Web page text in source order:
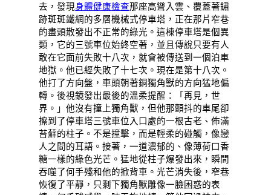
去，發現身體健康檢查那座高聳入雲、覆蓋著鏽
跡斑斑鐵網的多層機械式停車塔，正在那片窄巷
的盡頭散發出不正常的綠光。這棟停車塔是個異
類，它的三號車位始終空著，並且傳說只要有人
敢在它面前失敗十八次，就會被傳送到一個泊車
地獄。他已經失敗了十七次。現在是第十八次。
他打了方向盤，車頭朝著銅獨角獸的方向猛地偏
轉。後視鏡發出最後的溫柔提醒：「再見，世
界。」他沒有撞上獨角獸，但他那顫抖的車尾卻
擦到了停車塔三號車位入口處的一根古老、佈滿
苔蘚的柱子。不是撞擊，而是輕柔的碰觸，像戀
人之間的耳語。接著，一道濃郁的、像薄荷口香
糖一樣的綠色光芒。猛地從柱子爆發出來，瞬間
吞噬了何手殘和他的掀背車。光芒消失後，窄巷
恢復了平靜，只剩下獨角獸雕像一臉困惑的表